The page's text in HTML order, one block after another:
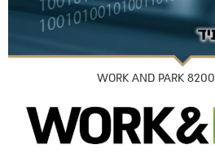
WORK AND PARK 8200